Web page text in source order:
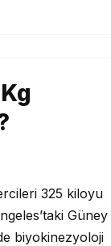
325 kiloyu
Güney
biyokinezyoloji